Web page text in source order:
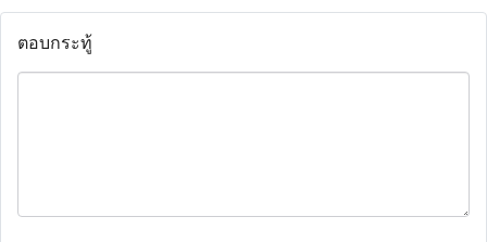
ตอบกระทู้